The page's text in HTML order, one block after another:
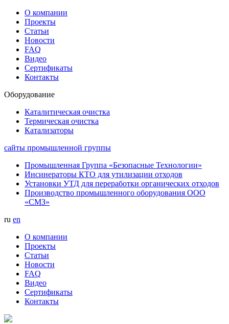
О компании
Проекты
Статьи
Новости
FAQ
Видео
Сертификаты
Контакты
Оборудование
Каталитическая очистка
Термическая очистка
Катализаторы
сайты промышленной группы
Промышленная Группа «Безопасные Технологии»
Инсинераторы КТО для утилизации отходов
Установки УТД для переработки органических отходов
Производство промышленного оборудования ООО
«СМЗ»
ru en
О компании
Проекты
Статьи
Новости
FAQ
Видео
Сертификаты
Контакты